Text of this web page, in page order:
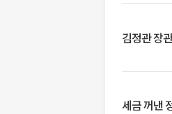
김정관 장
세금 꺼낸